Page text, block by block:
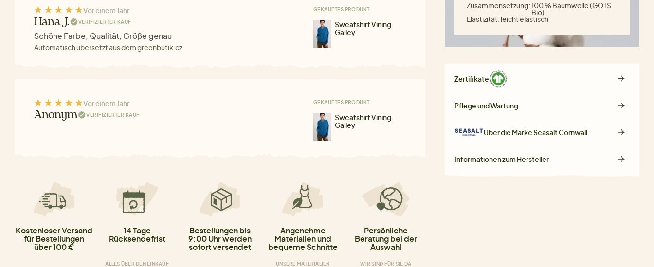
Vor einem Jahr
Hana J. VERIFIZIERTER KAUF
Schöne Farbe, Qualität, Größe genau
Automatisch übersetzt aus dem greenbutik.cz
GEKAUFTES PRODUKT
Sweatshirt Vining
Galley
Vor einem Jahr
Anonym VERIFIZIERTER KAUF
GEKAUFTES PRODUKT
Sweatshirt Vining
Galley
Kostenloser Versand
für Bestellungen
über 100 €
14 Tage
Rücksendefrist
ALLES ÜBER DEN EINKAUF
Bestellungen bis
9:00 Uhr werden
sofort versendet
Angenehme
Materialien und
bequeme Schnitte
UNSERE MATERIALIEN
Persönliche
Beratung bei der
Auswahl
WIR SIND FÜR SIE DA
Zusammensetzung:100 % Baumwolle (GOTS
Bio)
Elastizität: leicht elastisch
Zertifikate
Pflege und Wartung
Über die MarkeSeasalt Cornwall
Informationen zum Hersteller